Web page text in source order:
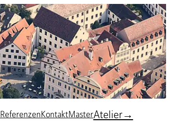
ReferenzenKontaktMasterAtelier→